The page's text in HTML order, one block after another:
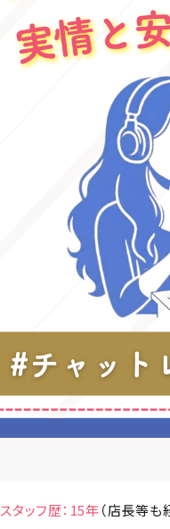
スタッフ歴：15年（店長等も